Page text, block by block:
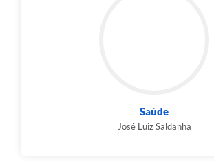
Saúde
José Luiz Saldanha